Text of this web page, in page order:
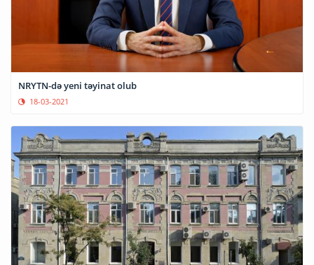
NRYTN-də yeni təyinat olub
18-03-2021